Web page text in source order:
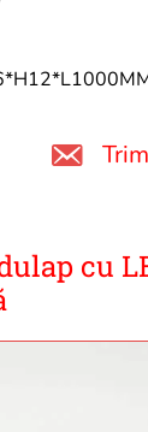
cu